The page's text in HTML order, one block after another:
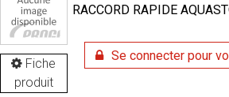
Fiche
produit
RACCORD RAPIDE
Se connecter pour